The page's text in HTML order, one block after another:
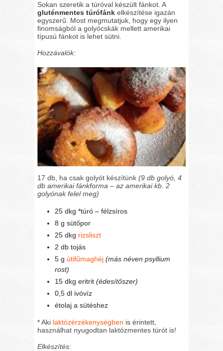
Sokan szeretik a túróval készült fánkot. A
gluténmentes túrófánk elkészítése igazán
egyszerű. Most megmutatjuk, hogy egy ilyen
finomságból a golyócskák mellett amerikai
típusú fánkot is lehet sütni.
Hozzávalók:
17 db, ha csak golyót készítünk(9 db golyó, 4
db amerikai fánkforma – az amerikai kb. 2
golyónak felel meg)
25 dkg *túró – félzsíros
8 g sütőpor
25 dkg rizsliszt
2 db tojás
5 g útifűmaghéj (más néven psyllium
rost)
15 dkg eritrit(édesítőszer)
0,5 dl ivóvíz
étolaj a sütéshez
* Aki laktózérzékenységben is érintett,
használhat nyugodtan laktózmentes túrót is!
Elkészítés: